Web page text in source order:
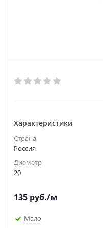
Характеристики
Страна
Россия
Диаметр
20
135 руб./м
Мало